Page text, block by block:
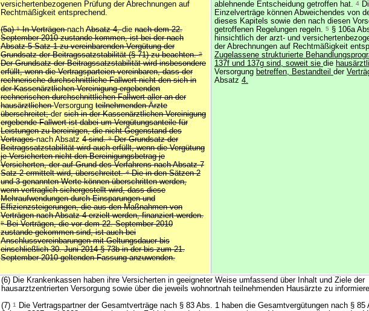
versichertenbezogenen Prüfung der Abrechnungen auf
Rechtmäßigkeit entsprechend.
(5a)1In Verträgennach Absatz 4,die nach dem 22.
September 2010 zustande kommen, ist bei der nach
Absatz 5 Satz 1 zu vereinbarenden Vergütung der
Grundsatz der Beitragssatzstabilität (§ 71) zu beachten.2
Der Grundsatz der Beitragssatzstabilität wird insbesondere
erfüllt, wenn die Vertragsparteien vereinbaren, dass der
rechnerische durchschnittliche Fallwert nicht den sich in
der Kassenärztlichen Vereinigung ergebenden
rechnerischen durchschnittlichen Fallwert aller an der
hausärztlichenVersorgung teilnehmenden Ärzte
überschreitet;der sich in der Kassenärztlichen Vereinigung
ergebende Fallwert ist dabei um Vergütungsanteile für
Leistungen zu bereinigen, die nicht Gegenstand des
Vertragesnach Absatz 4 sind.3Der Grundsatz der
Beitragssatzstabilität wird auch erfüllt, wenn die Vergütung
je Versicherten nicht den Bereinigungsbetrag je
Versicherten, der auf Grund des Verfahrens nach Absatz 7
Satz 2 ermittelt wird, überschreitet.4Die in den Sätzen 2
und 3 genannten Werte können überschritten werden,
wenn vertraglich sichergestellt wird, dass diese
Mehraufwendungen durch Einsparungen und
Effizienzsteigerungen, die aus den Maßnahmen von
Verträgen nach Absatz 4 erzielt werden, finanziert werden.
5Bei Verträgen, die vor dem 22. September 2010
zustande gekommen sind, ist auch bei
Anschlussvereinbarungen mit Geltungsdauer bis
einschließlich 30. Juni 2014 § 73b in der bis zum 21.
September 2010 geltenden Fassung anzuwenden.
ablehnende Entscheidung getroffen hat. 4
Einzelverträge können Abweichendes von
dieses Kapitels sowie den nach diesen
getroffenen Regelungen regeln. 5 § 106a
hinsichtlich der arzt- und
der Abrechnungen auf Rechtmäßigkeit
Zugelassene strukturierte
137f und 137g sind, soweit sie die
Versorgung betreffen, Bestandteil der
Absatz 4.
(6) Die Krankenkassen haben ihre Versicherten in geeigneter Weise umfassend über Inhalt und Ziele der
hausarztzentrierten Versorgung sowie über die jeweils wohnortnah teilnehmenden Hausärzte zu
(7) 1
Die Vertragspartner der Gesamtverträge nach § 83 Abs. 1 haben die Gesamtvergütungen nach § 85